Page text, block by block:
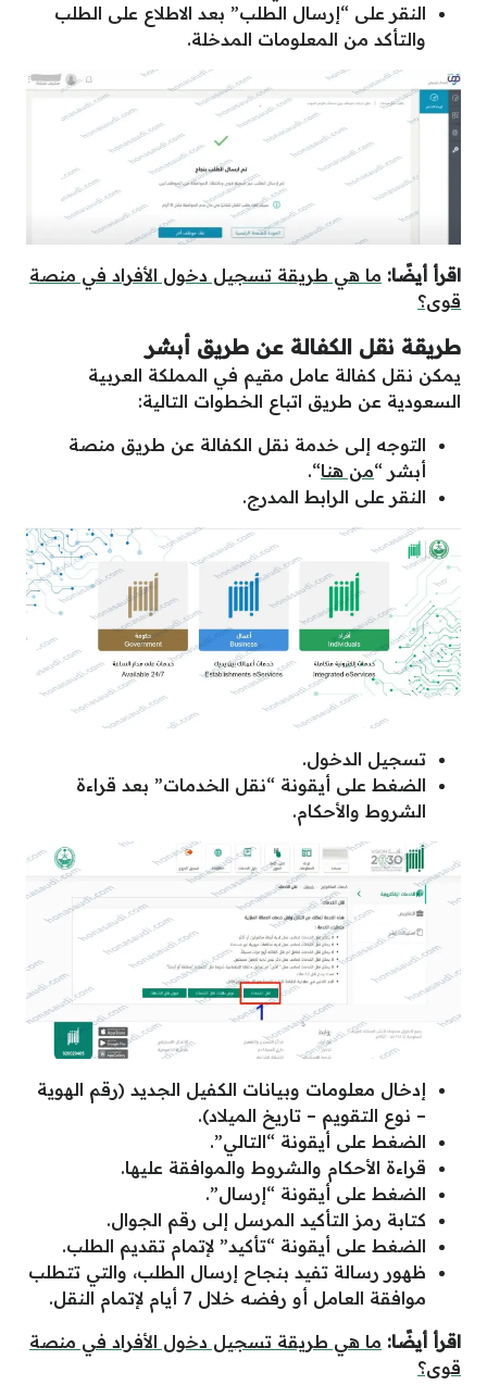
النقر على “إرسال الطلب” بعد الاطلاع على الطلب
والتأكد من المعلومات المدخلة.
اقرأ أيضًا: ما هي طريقة تسجيل دخول الأفراد في منصة
قوى؟
طريقة نقل الكفالة عن طريق أبشر
يمكن نقل كفالة عامل مقيم في المملكة العربية
السعودية عن طريق اتباع الخطوات التالية:
التوجه إلى خدمة نقل الكفالة عن طريق منصة
أبشر “من هنا“.
النقر على الرابط المدرج.
تسجيل الدخول.
الضغط على أيقونة “نقل الخدمات” بعد قراءة
الشروط والأحكام.
إدخال معلومات وبيانات الكفيل الجديد (رقم الهوية
– نوع التقويم – تاريخ الميلاد).
الضغط على أيقونة “التالي”.
قراءة الأحكام والشروط والموافقة عليها.
الضغط على أيقونة “إرسال”.
كتابة رمز التأكيد المرسل إلى رقم الجوال.
الضغط على أيقونة “تأكيد” لإتمام تقديم الطلب.
ظهور رسالة تفيد بنجاح إرسال الطلب، والتي تتطلب
موافقة العامل أو رفضه خلال 7 أيام لإتمام النقل.
اقرأ أيضًا: ما هي طريقة تسجيل دخول الأفراد في منصة
قوى؟